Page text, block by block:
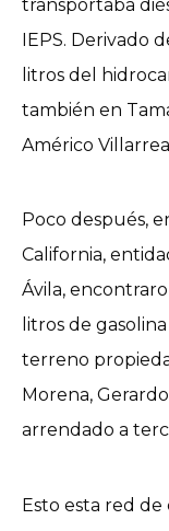
transportaba
IEPS. Derivado
litros del
también en
Américo
Poco después,
California,
Ávila,
litros de
terreno
Morena,
arrendado a
Esto esta red